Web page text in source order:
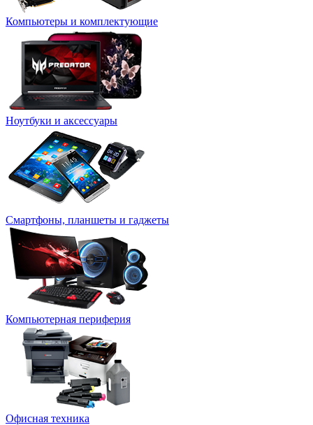
Компьютеры и комплектующие
Ноутбуки и аксессуары
Смартфоны, планшеты и гаджеты
Компьютерная периферия
Офисная техника